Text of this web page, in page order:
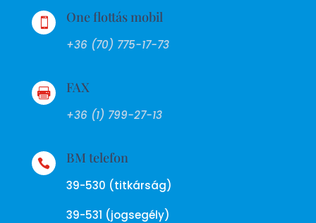
 One flottás mobil
+36 (70) 775-17-73
 FAX
+36 (1) 799-27-13
 BM telefon
39-530 (titkárság)
39-531 (jogsegély)